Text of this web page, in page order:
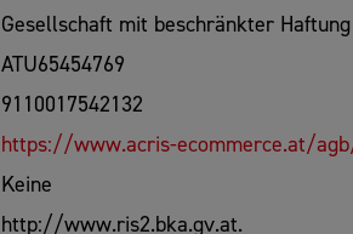
Gesellschaft mit beschränkter Haftung
ATU65454769
9110017542132
https://www.acris-ecommerce.at/
Keine
http://www.ris2.bka.gv.at.